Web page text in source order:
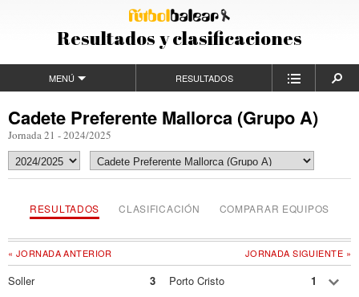
Resultados y clasificaciones
MENÚ RESULTADOS
Cadete Preferente Mallorca (Grupo A)
Jornada 21 - 2024/2025
RESULTADOS CLASIFICACIÓN COMPARAR EQUIPOS
JORNADA SIGUIENTE »
« JORNADA ANTERIOR
Soller 3 Porto Cristo 1